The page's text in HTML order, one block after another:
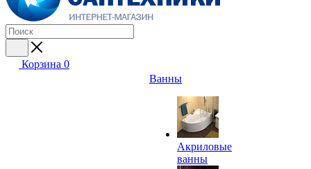
Корзина 0
Ванны
Акриловые
ванны